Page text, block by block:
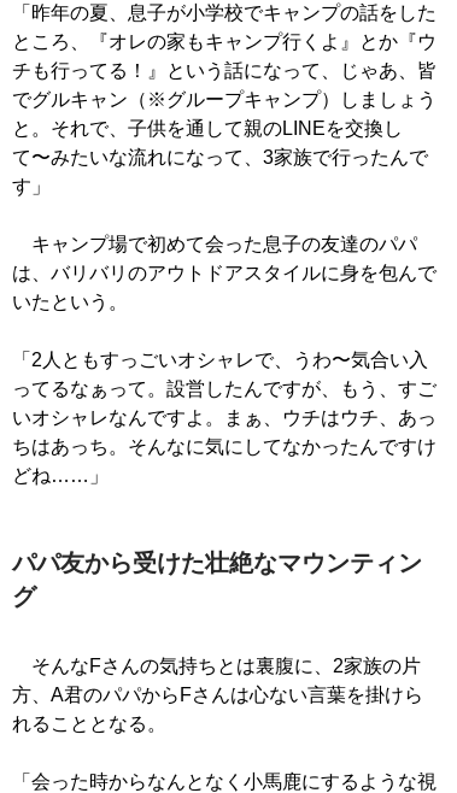
「昨年の夏、息子が小学校でキャンプの話をした
ところ、『オレの家もキャンプ行くよ』とか『ウ
チも行ってる！』という話になって、じゃあ、皆
でグルキャン（※グループキャンプ）しましょう
と。それで、子供を通して親のLINEを交換し
て〜みたいな流れになって、3家族で行ったんで
す」
キャンプ場で初めて会った息子の友達のパパ
は、バリバリのアウトドアスタイルに身を包んで
いたという。
「2人ともすっごいオシャレで、うわ〜気合い入
ってるなぁって。設営したんですが、もう、すご
いオシャレなんですよ。まぁ、ウチはウチ、あっ
ちはあっち。そんなに気にしてなかったんですけ
どね……」
パパ友から受けた壮絶なマウンティン
グ
そんなFさんの気持ちとは裏腹に、2家族の片
方、A君のパパからFさんは心ない言葉を掛けら
れることとなる。
「会った時からなんとなく小馬鹿にするような視